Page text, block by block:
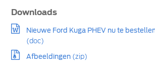
Downloads
Nieuwe Ford Kuga PHEV nu te
(doc)
Afbeeldingen (zip)